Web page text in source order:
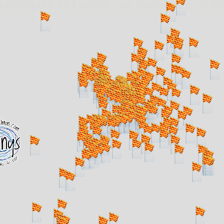
484 webs... un moment si us